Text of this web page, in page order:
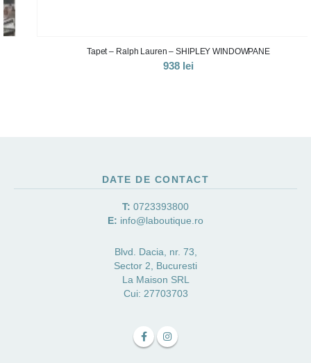
Tapet – Ralph Lauren – SHIPLEY WINDOWPANE
lei
DATE DE CONTACT
T: 0723393800
E: info@laboutique.ro
Blvd. Dacia, nr. 73,
Sector 2, Bucuresti
La Maison SRL
Cui: 27703703